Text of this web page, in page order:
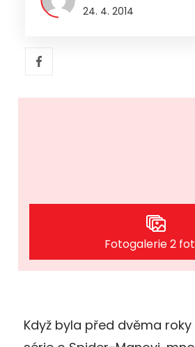
24. 4. 2014
Fotogalerie 2
Když byla před dvěma